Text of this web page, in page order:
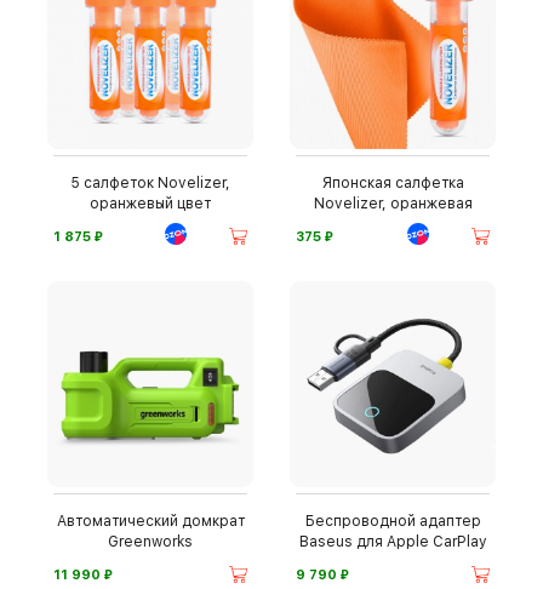
5 салфеток Novelizer,
оранжевый цвет
1 875 ⃏
Японская салфетка
Novelizer, оранжевая
375 ⃏
Автоматический домкрат
Greenworks
11 990 ⃏
Беспроводной адаптер
Baseus для Apple CarPlay
9 790 ⃏